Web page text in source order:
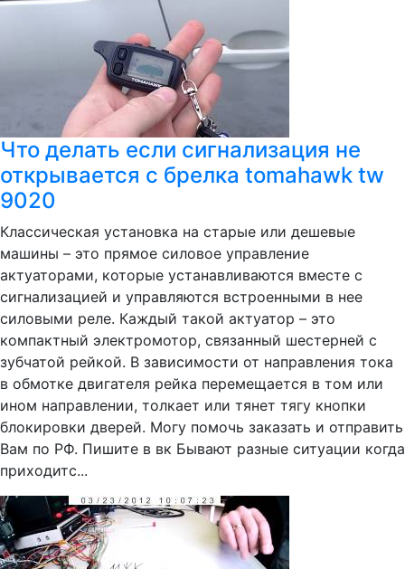
Что делать если сигнализация не
открывается с брелка tomahawk tw
9020
Классическая установка на старые или дешевые
машины – это прямое силовое управление
актуаторами, которые устанавливаются вместе с
сигнализацией и управляются встроенными в нее
силовыми реле. Каждый такой актуатор – это
компактный электромотор, связанный шестерней с
зубчатой рейкой. В зависимости от направления тока
в обмотке двигателя рейка перемещается в том или
ином направлении, толкает или тянет тягу кнопки
блокировки дверей. Могу помочь заказать и отправить
Вам по РФ. Пишите в вк Бывают разные ситуации когда
приходитс...